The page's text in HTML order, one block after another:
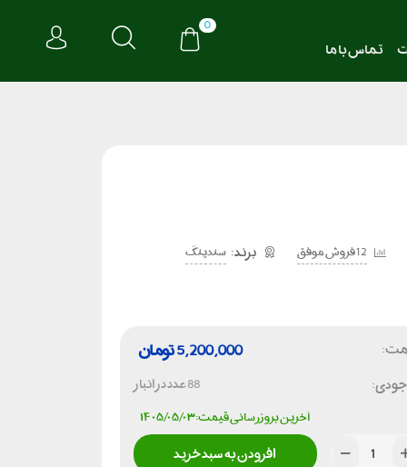
تماس با ما
0
12 فروش موفق سندینگ
تومان5,200,000
88 عدد در انبار
آخرین بروزرسانی قیمت: ۱۴۰۵/۰۵/۰۳
افزودن به سبد خرید